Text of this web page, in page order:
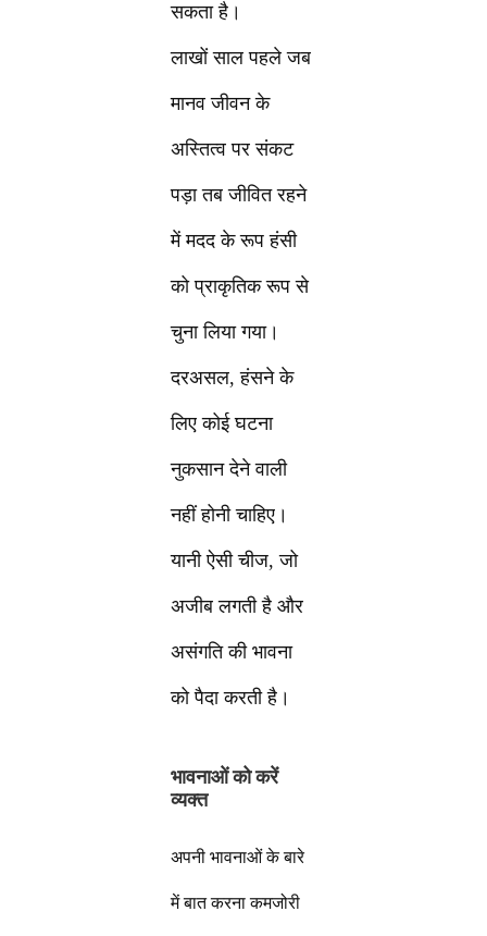
सकता है।
लाखों साल पहले जब
मानव जीवन के
अस्तित्व पर संकट
पड़ा तब जीवित रहने
में मदद के रूप हंसी
को प्राकृतिक रूप से
चुना लिया गया।
दरअसल, हंसने के
लिए कोई घटना
नुकसान देने वाली
नहीं होनी चाहिए।
यानी ऐसी चीज, जो
अजीब लगती है और
असंगति की भावना
को पैदा करती है।
भावनाओं को करें
व्यक्त
अपनी भावनाओं के बारे
में बात करना कमजोरी